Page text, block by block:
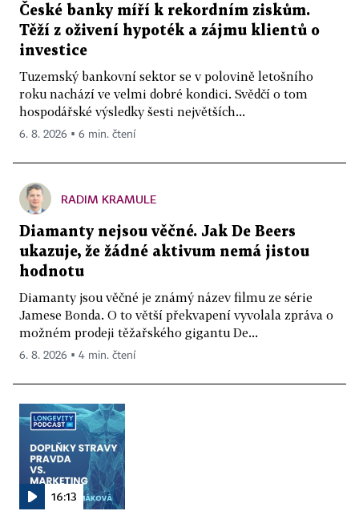
České banky míří k rekordním ziskům.
Těží z oživení hypoték a zájmu klientů o
investice
Tuzemský bankovní sektor se v polovině letošního
roku nachází ve velmi dobré kondici. Svědčí o tom
hospodářské výsledky šesti největších...
6. 8. 2026 ▪ 6 min. čtení
RADIM KRAMULE
Diamanty nejsou věčné. Jak De Beers
ukazuje, že žádné aktivum nemá jistou
hodnotu
Diamanty jsou věčné je známý název filmu ze série
Jamese Bonda. O to větší překvapení vyvolala zpráva o
možném prodeji těžařského gigantu De...
6. 8. 2026 ▪ 4 min. čtení
16:13